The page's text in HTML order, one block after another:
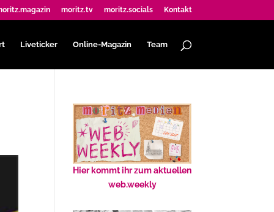
moritz.tv moritz.socials Kontakt
Liveticker Online-Magazin Team
Hier kommt ihr zum aktuellen
web.weekly